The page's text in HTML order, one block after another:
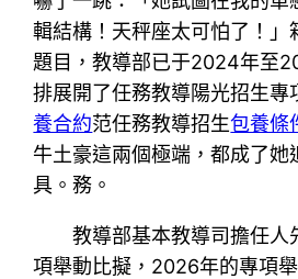
輯結構！天秤座太可怕了！」
題目，教導部已于2024年至
排展開了任務教導陽光招生專
養合約范任務教導招生包養條
牛土豪這兩個極端，都成了她
具。務。
教導部基本教導司擔任人
項舉動比擬，2026年的專項